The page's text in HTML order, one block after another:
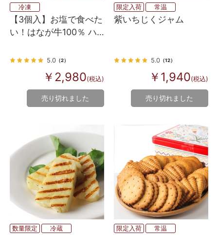
冷凍
【3個入】お塩で食べた
い！はなが牛100％ ハ
5.0（2）
￥2,980(税込)
売り切れました
限定入荷 常温
紫いちじくジャム
5.0（12）
￥1,940(税込)
売り切れました
数量限定 冷蔵 限定入荷 常温